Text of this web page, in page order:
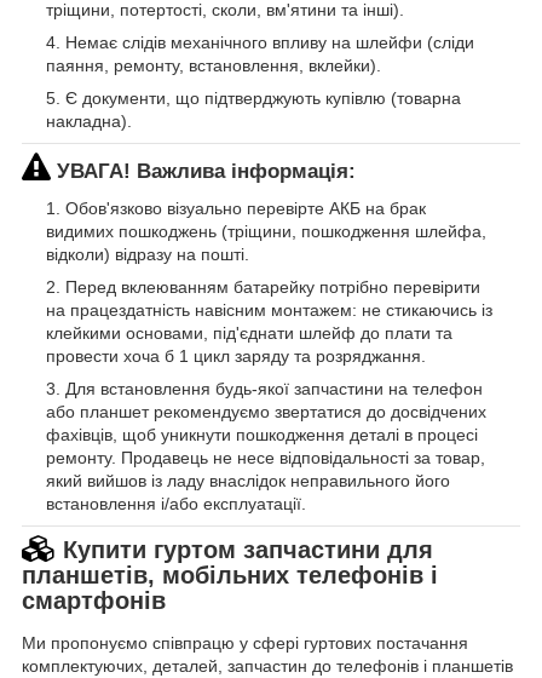
тріщини, потертості, сколи, вм'ятини та інші).
Немає слідів механічного впливу на шлейфи (сліди
паяння, ремонту, встановлення, вклейки).
Є документи, що підтверджують купівлю (товарна
накладна).
УВАГА! Важлива інформація:
Обов'язково візуально перевірте АКБ на брак
видимих пошкоджень (тріщини, пошкодження шлейфа,
відколи) відразу на пошті.
Перед вклеюванням батарейку потрібно перевірити
на працездатність навісним монтажем: не стикаючись із
клейкими основами, під'єднати шлейф до плати та
провести хоча б 1 цикл заряду та розряджання.
Для встановлення будь-якої запчастини на телефон
або планшет рекомендуємо звертатися до досвідчених
фахівців, щоб уникнути пошкодження деталі в процесі
ремонту. Продавець не несе відповідальності за товар,
який вийшов із ладу внаслідок неправильного його
встановлення і/або експлуатації.
Купити гуртом запчастини для
планшетів, мобільних телефонів і
смартфонів
Ми пропонуємо співпрацю у сфері гуртових постачання
комплектуючих, деталей, запчастин до телефонів і планшетів